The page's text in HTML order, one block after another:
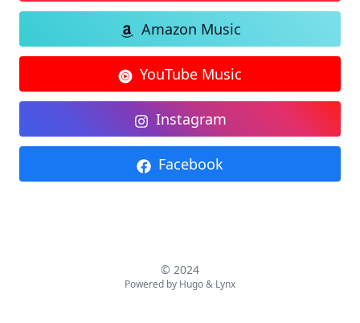
Amazon Music
YouTube Music
Instagram
Facebook
© 2024
Powered by Hugo& Lynx